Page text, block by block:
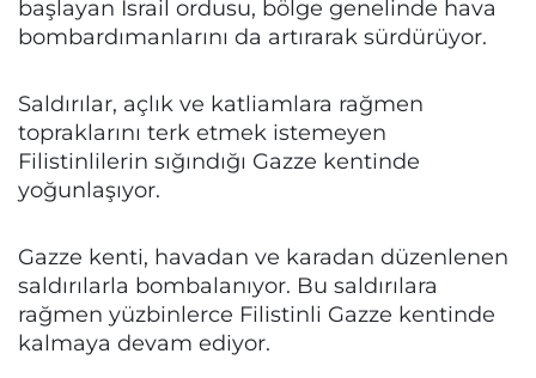
başlayan İsrail ordusu, bölge genelinde hava
bombardımanlarını da artırarak sürdürüyor.
Saldırılar, açlık ve katliamlara rağmen
topraklarını terk etmek istemeyen
Filistinlilerin sığındığı Gazze kentinde
yoğunlaşıyor.
Gazze kenti, havadan ve karadan düzenlenen
saldırılarla bombalanıyor. Bu saldırılara
rağmen yüzbinlerce Filistinli Gazze kentinde
kalmaya devam ediyor.